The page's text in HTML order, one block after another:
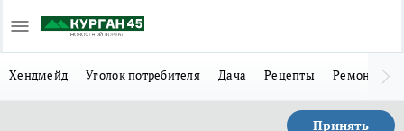
Хендмейд Уголок потребителя Дача Рецепты Ремонт
Принять